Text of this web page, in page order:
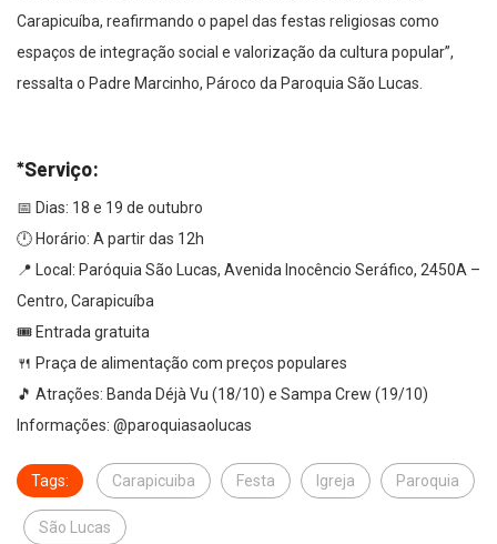
Carapicuíba, reafirmando o papel das festas religiosas como
espaços de integração social e valorização da cultura popular”,
ressalta o Padre Marcinho, Pároco da Paroquia São Lucas.
*Serviço:
📅 Dias: 18 e 19 de outubro
🕛 Horário: A partir das 12h
📍 Local: Paróquia São Lucas, Avenida Inocêncio Seráfico, 2450A –
Centro, Carapicuíba
🎟️ Entrada gratuita
🍴 Praça de alimentação com preços populares
🎵 Atrações: Banda Déjà Vu (18/10) e Sampa Crew (19/10)
Informações: @paroquiasaolucas
Tags: Carapicuiba Festa Igreja Paroquia
São Lucas